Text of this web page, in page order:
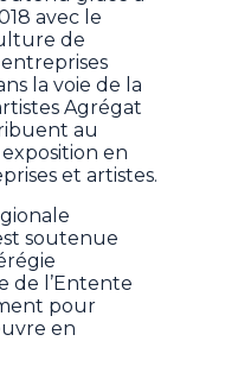
avec le
de
la voie de la
Agrégat
au
en
et artistes.
soutenue
de l’Entente
pour
en